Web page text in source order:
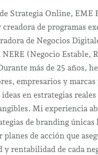
Strategia Online, EME
de programas
de Negocios
(Negocio Estable,
más de 25 años,
empresarios y marcas
en estrategias reales
Mi experiencia
de branding únicas
de acción que
y rentabilidad de cada